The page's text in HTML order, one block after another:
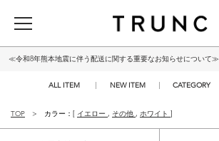
≪令和8年熊本地震に伴う配送に関する重要なお知らせについて≫
ALL ITEM NEW ITEM CATEGORY
TOP カラー：[ イエロー , その他 , ホワイト